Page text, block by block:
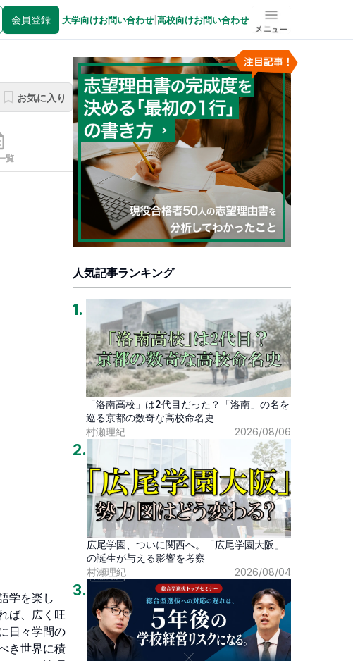
会員登録 大学向けお問い合わせ 高校向けお問い合わせ メニュー
お気に入り
覧
学を楽し
ば、広く旺
日々学問の
き世界に積
人気記事ランキング
1.
「洛南高校」は2代目だった？「洛南」の名を
巡る京都の数奇な高校命名史
村瀬理紀
2026/08/06
2.
広尾学園、ついに関西へ。「広尾学園大阪」
の誕生が与える影響を考察
村瀬理紀
2026/08/04
3.